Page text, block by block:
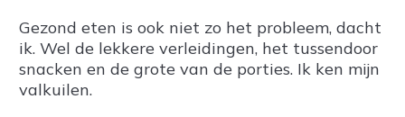
Gezond eten is ook niet zo het probleem, dacht
ik. Wel de lekkere verleidingen, het tussendoor
snacken en de grote van de porties. Ik ken mijn
valkuilen.